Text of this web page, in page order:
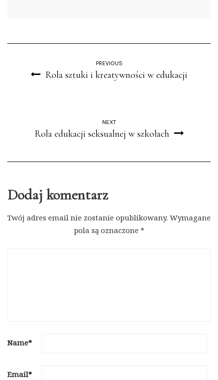
PREVIOUS
Rola sztuki i kreatywności w edukacji
NEXT
Rola edukacji seksualnej w szkołach
Dodaj komentarz
Twój adres email nie zostanie opublikowany. Wymagane
pola są oznaczone *
Name*
Email*